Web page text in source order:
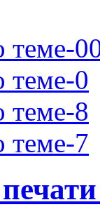
теме-
теме-0
теме-8
теме-7